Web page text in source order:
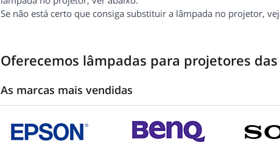
Se não está certo que consiga substituir a lâmpada no projetor,
Oferecemos lâmpadas para projetores
As marcas mais vendidas